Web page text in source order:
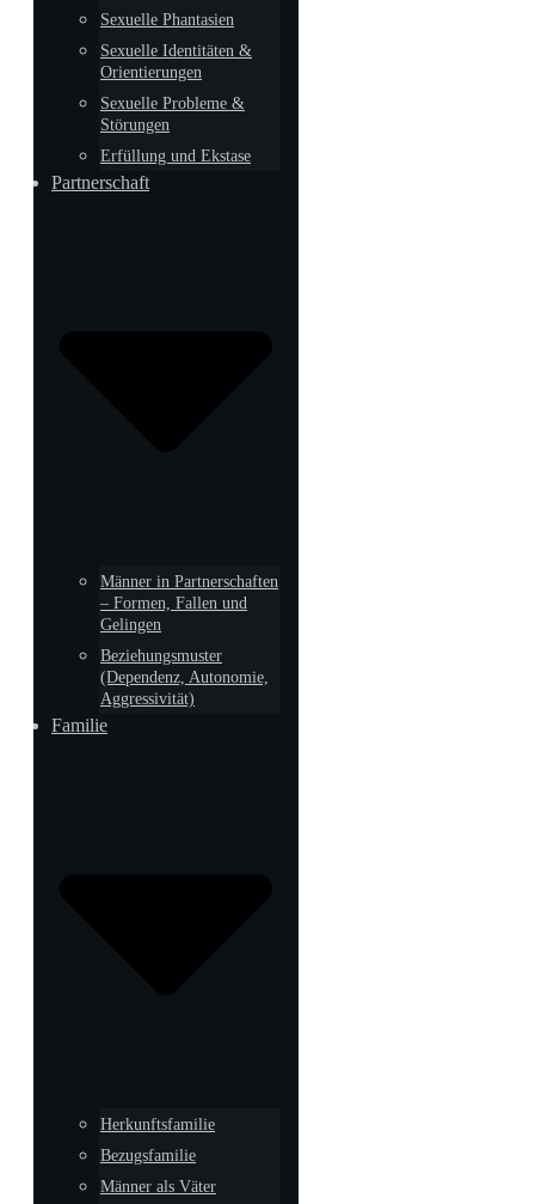
Sexuelle Phantasien
Sexuelle Identitäten &
Orientierungen
Sexuelle Probleme &
Störungen
Erfüllung und Ekstase
Partnerschaft
Männer in Partnerschaften
– Formen, Fallen und
Gelingen
Beziehungsmuster
(Dependenz, Autonomie,
Aggressivität)
Familie
Herkunftsfamilie
Bezugsfamilie
Männer als Väter